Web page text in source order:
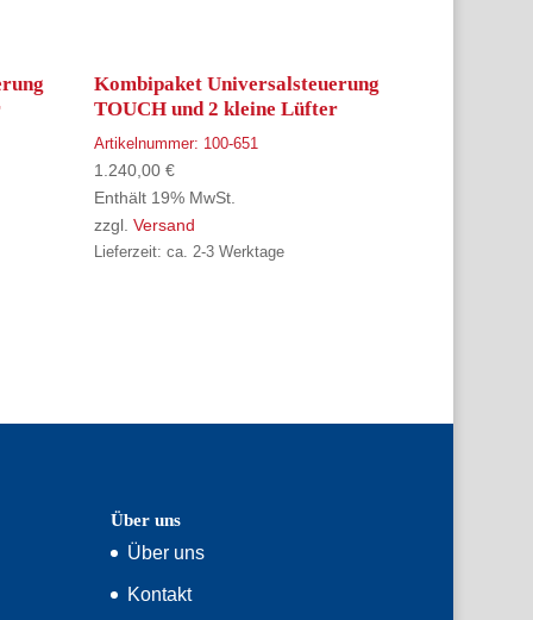
Kombipaket Universalsteuerung
TOUCH und 2 kleine Lüfter
Artikelnummer: 100-651
1.240,00€
Enthält 19% MwSt.
zzgl.Versand
Lieferzeit: ca. 2-3 Werktage
Über uns
Über uns
Kontakt